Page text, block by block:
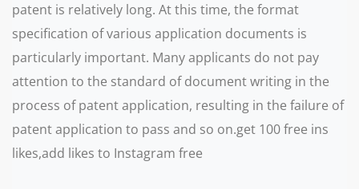
patent is relatively long. At this time, the format
specification of various application documents is
particularly important. Many applicants do not pay
attention to the standard of document writing in the
process of patent application, resulting in the failure of
patent application to pass and so on.get 100 free ins
likes,add likes to Instagram free